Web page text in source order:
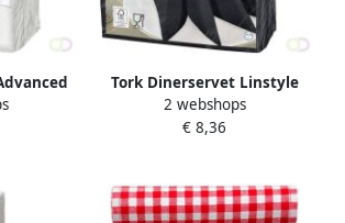
wit
Tork Dinerservet Linstyle
Premium 1 4 vouw 1-laags
390x390mm 50 vel zwart
2 webshops
€ 8,36